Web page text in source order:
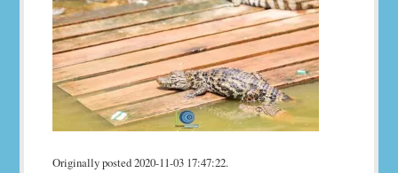
Originally posted 2020-11-03 17:47:22.